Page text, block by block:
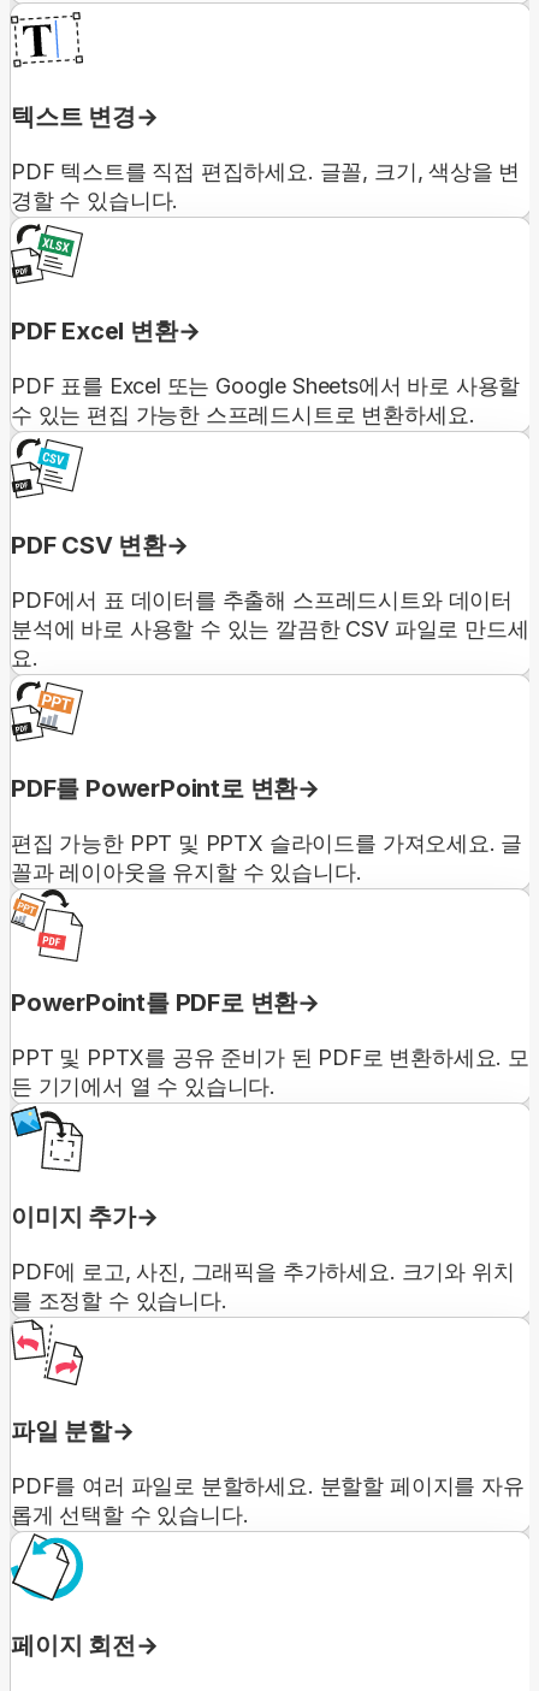
텍스트 변경
PDF 텍스트를 직접 편집하세요. 글꼴, 크기, 색상을 변
경할 수 있습니다.
PDF Excel 변환
PDF 표를 Excel 또는 Google Sheets에서 바로 사용할
수 있는 편집 가능한 스프레드시트로 변환하세요.
PDF CSV 변환
PDF에서 표 데이터를 추출해 스프레드시트와 데이터
분석에 바로 사용할 수 있는 깔끔한 CSV 파일로 만드세
요.
PDF를 PowerPoint로 변환
편집 가능한 PPT 및 PPTX 슬라이드를 가져오세요. 글
꼴과 레이아웃을 유지할 수 있습니다.
PowerPoint를 PDF로 변환
PPT 및 PPTX를 공유 준비가 된 PDF로 변환하세요. 모
든 기기에서 열 수 있습니다.
이미지 추가
PDF에 로고, 사진, 그래픽을 추가하세요. 크기와 위치
를 조정할 수 있습니다.
파일 분할
PDF를 여러 파일로 분할하세요. 분할할 페이지를 자유
롭게 선택할 수 있습니다.
페이지 회전